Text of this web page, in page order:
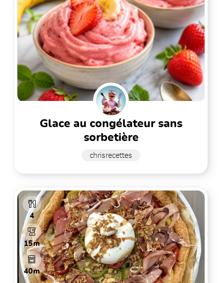
glace au congélateur sans
sorbetière
chrisrecettes
4
15m
40m